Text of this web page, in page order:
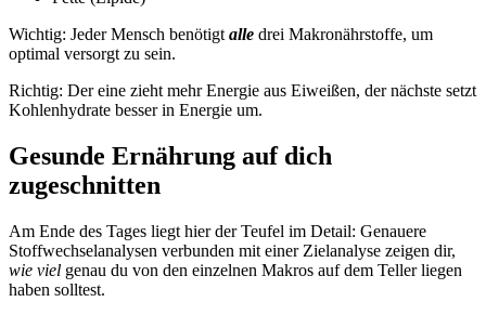
Wichtig: Jeder Mensch benötigt alle drei Makronährstoffe, um
optimal versorgt zu sein.
Richtig: Der eine zieht mehr Energie aus Eiweißen, der nächste setzt
Kohlenhydrate besser in Energie um.
Gesunde Ernährung auf dich
zugeschnitten
Am Ende des Tages liegt hier der Teufel im Detail: Genauere
Stoffwechselanalysen verbunden mit einer Zielanalyse zeigen dir,
wie viel genau du von den einzelnen Makros auf dem Teller liegen
haben solltest.